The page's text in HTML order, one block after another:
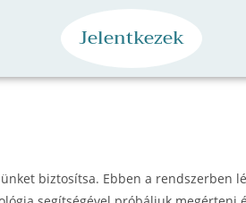
Jelentkezek
biztosítsa. Ebben a rendszerben